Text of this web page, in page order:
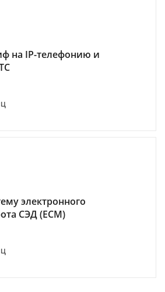
на IP-телефонию и
электронного
СЭД (ECM)